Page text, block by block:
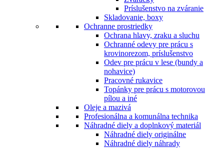
Príslušenstvo na zváranie
Skladovanie, boxy
Ochranne prostriedky
Ochrana hlavy, zraku a sluchu
Ochranné odevy pre prácu s
krovinorezom, príslušenstvo
Odev pre prácu v lese (bundy a
nohavice)
Pracovné rukavice
Topánky pre prácu s motorovou
pílou a iné
Oleje a mazivá
Profesionálna a komunálna technika
Náhradné diely a doplnkový materiál
Náhradné diely originálne
Náhradné diely náhrady